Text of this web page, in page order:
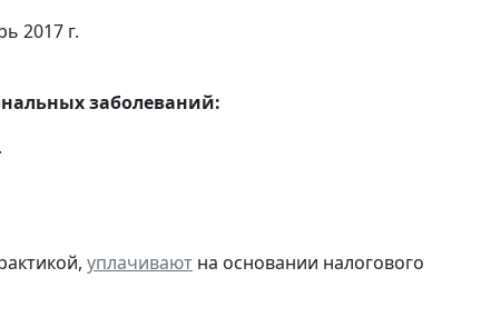
2017 г.
заболеваний:
уплачивают на основании налогового